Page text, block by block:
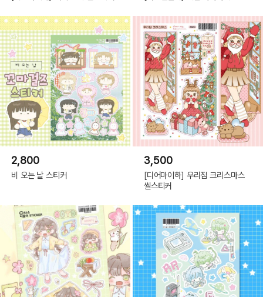
2,800
비 오는 날 스티커
3,500
[디어마이하] 우리집 크리스마스
씰스티커